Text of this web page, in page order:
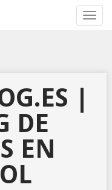
|
DE
EN